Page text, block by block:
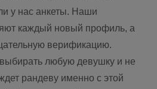
у нас анкеты. Наши
каждый новый профиль, а
верификацию.
любую девушку и не
рандеву именно с этой